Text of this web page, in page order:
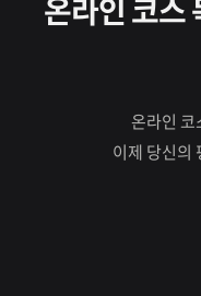
온라인 코스
온라인 코
이제 당신의